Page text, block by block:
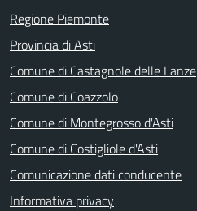
Regione Piemonte
Provincia di Asti
Comune di Castagnole delle Lanze
Comune di Coazzolo
Comune di Montegrosso d'Asti
Comune di Costigliole d'Asti
Comunicazione dati conducente
Informativa privacy